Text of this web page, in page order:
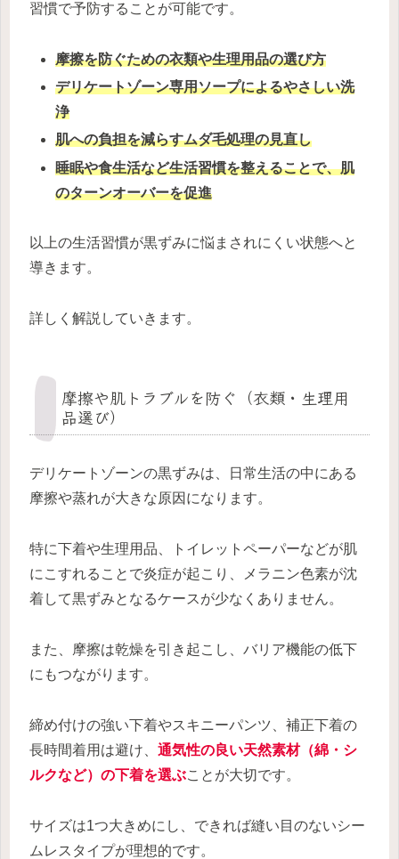
習慣で予防することが可能です。
摩擦を防ぐための衣類や生理用品の選び方
デリケートゾーン専用ソープによるやさしい洗
浄
肌への負担を減らすムダ毛処理の見直し
睡眠や食生活など生活習慣を整えることで、肌
のターンオーバーを促進
以上の生活習慣が黒ずみに悩まされにくい状態へと
導きます。
詳しく解説していきます。
摩擦や肌トラブルを防ぐ（衣類・生理用
品選び）
デリケートゾーンの黒ずみは、日常生活の中にある
摩擦や蒸れが大きな原因になります。
特に下着や生理用品、トイレットペーパーなどが肌
にこすれることで炎症が起こり、メラニン色素が沈
着して黒ずみとなるケースが少なくありません。
また、摩擦は乾燥を引き起こし、バリア機能の低下
にもつながります。
締め付けの強い下着やスキニーパンツ、補正下着の
長時間着用は避け、 通気性の良い天然素材（綿・シ
ルクなど）の下着を選ぶことが大切です。
サイズは1つ大きめにし、できれば縫い目のないシー
ムレスタイプが理想的です。